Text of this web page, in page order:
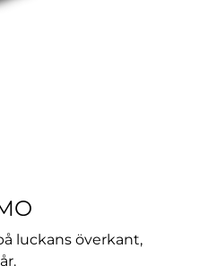
luckans överkant,